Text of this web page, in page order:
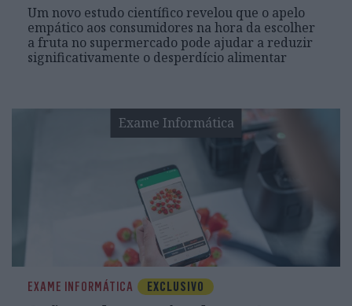
Um novo estudo científico revelou que o apelo
empático aos consumidores na hora da escolher
a fruta no supermercado pode ajudar a reduzir
significativamente o desperdício alimentar
Exame Informática
EXAME INFORMÁTICA EXCLUSIVO